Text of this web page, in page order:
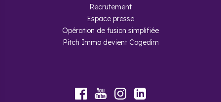
Recrutement
Espace presse
Opération de fusion simplifiée
Pitch Immo devient Cogedim
FacebookYoutubeInstagram